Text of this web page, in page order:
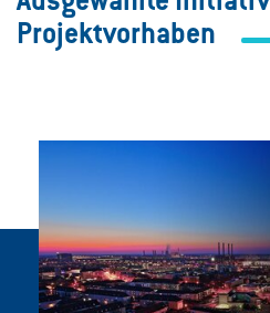
Projektvorhaben